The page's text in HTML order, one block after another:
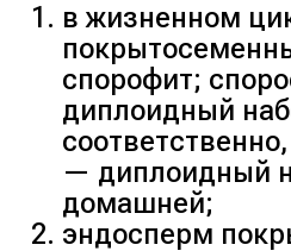
в жизненном
спорофит;
диплоидный
— диплоидный
домашней;
эндосперм